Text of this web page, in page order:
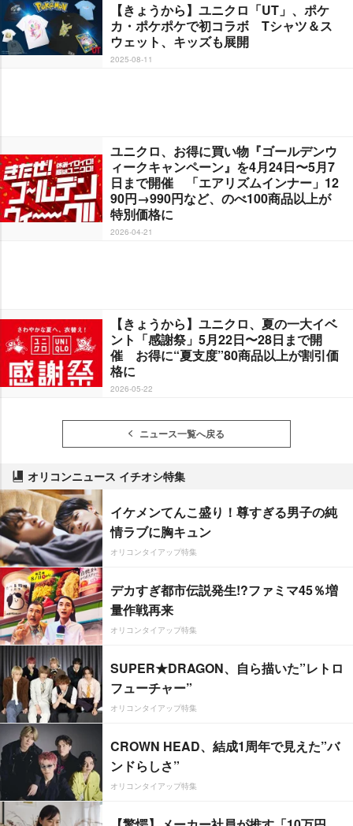
【きょうから】ユニクロ「UT」、ポケ
カ・ポケポケで初コラボ Tシャツ＆ス
ウェット、キッズも展開
2025-08-11
ユニクロ、お得に買い物『ゴールデンウ
ィークキャンペーン』を4月24日〜5月7
日まで開催 「エアリズムインナー」12
90円→990円など、のべ100商品以上が
特別価格に
2026-04-21
【きょうから】ユニクロ、夏の一大イベ
ント「感謝祭」5月22日〜28日まで開
催 お得に“夏支度”80商品以上が割引価
格に
2026-05-22
ニュース一覧へ戻る
オリコンニュース イチオシ特集
イケメンてんこ盛り！尊すぎる男子の純
情ラブに胸キュン
オリコンタイアップ特集
デカすぎ都市伝説発生!?ファミマ45％増
量作戦再来
オリコンタイアップ特集
SUPER★DRAGON、自ら描いた”レトロ
フューチャー”
オリコンタイアップ特集
CROWN HEAD、結成1周年で見えた”バ
ンドらしさ”
オリコンタイアップ特集